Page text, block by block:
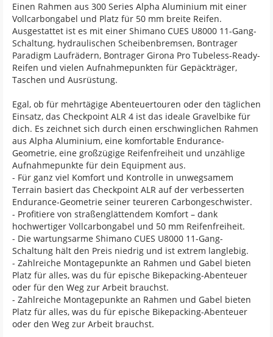
Einen Rahmen aus 300 Series Alpha Aluminium mit einer
Vollcarbongabel und Platz für 50 mm breite Reifen.
Ausgestattet ist es mit einer Shimano CUES U8000 11-Gang-
Schaltung, hydraulischen Scheibenbremsen, Bontrager
Paradigm Laufrädern, Bontrager Girona Pro Tubeless-Ready-
Reifen und vielen Aufnahmepunkten für Gepäckträger,
Taschen und Ausrüstung.
Egal, ob für mehrtägige Abenteuertouren oder den täglichen
Einsatz, das Checkpoint ALR 4 ist das ideale Gravelbike für
dich. Es zeichnet sich durch einen erschwinglichen Rahmen
aus Alpha Aluminium, eine komfortable Endurance-
Geometrie, eine großzügige Reifenfreiheit und unzählige
Aufnahmepunkte für dein Equipment aus.
- Für ganz viel Komfort und Kontrolle in unwegsamem
Terrain basiert das Checkpoint ALR auf der verbesserten
Endurance-Geometrie seiner teureren Carbongeschwister.
- Profitiere von straßenglättendem Komfort – dank
hochwertiger Vollcarbongabel und 50 mm Reifenfreiheit.
- Die wartungsarme Shimano CUES U8000 11-Gang-
Schaltung hält den Preis niedrig und ist extrem langlebig.
- Zahlreiche Montagepunkte an Rahmen und Gabel bieten
Platz für alles, was du für epische Bikepacking-Abenteuer
oder für den Weg zur Arbeit brauchst.
- Zahlreiche Montagepunkte an Rahmen und Gabel bieten
Platz für alles, was du für epische Bikepacking-Abenteuer
oder den Weg zur Arbeit brauchst.